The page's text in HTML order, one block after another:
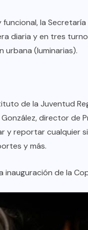
la
diaria y en tres
urbana (luminarias).
de la Juventud
director de
y reportar cualquier
y más.
de la